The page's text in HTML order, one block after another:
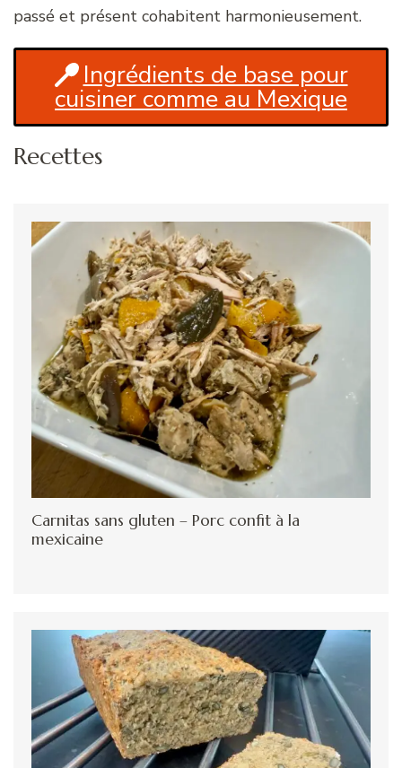
passé et présent cohabitent harmonieusement.
Ingrédients de base pour
cuisiner comme au Mexique
Recettes
Carnitas sans gluten – Porc confit à la
mexicaine